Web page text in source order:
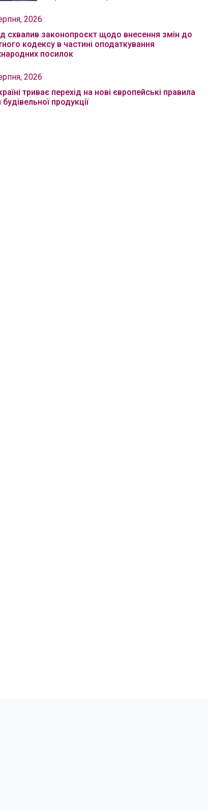
2026
схвалив законопроєкт щодо внесення змін до
кодексу в частині оподаткування
посилок
2026
триває перехід на нові європейські правила
продукції